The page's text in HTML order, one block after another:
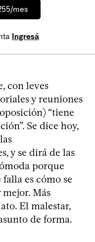
mes
Ingresá
con leves
y reuniones
“tiene
Se dice hoy,
y se dirá de las
porque
es cómo se
Más
El malestar,
de forma.